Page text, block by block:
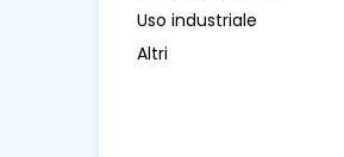
Uso industriale
Altri